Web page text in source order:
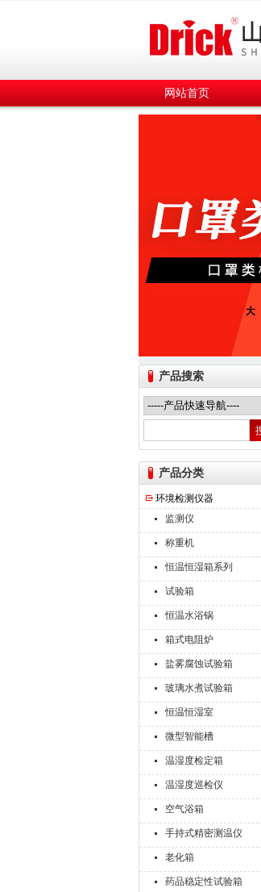
山东德瑞克仪器股份有限公司
网站首页
产品搜索
产品分类
环境检测仪器
监测仪
称重机
恒温恒湿箱系列
试验箱
恒温水浴锅
箱式电阻炉
盐雾腐蚀试验箱
玻璃水煮试验箱
恒温恒湿室
微型智能槽
温湿度检定箱
温湿度巡检仪
空气浴箱
手持式精密测温仪
老化箱
药品稳定性试验箱